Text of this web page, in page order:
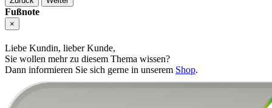
Fußnote
×
Liebe Kundin, lieber Kunde,
Sie wollen mehr zu diesem Thema wissen?
Dann informieren Sie sich gerne in unserem Shop.